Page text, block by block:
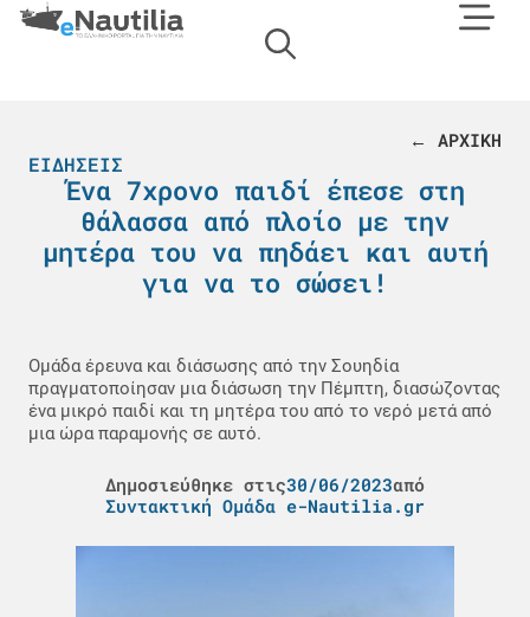
← ΑΡΧΙΚΗ
ΕΙΔΉΣΕΙΣ
Ένα 7χρονο παιδί έπεσε στη
θάλασσα από πλοίο με την
μητέρα του να πηδάει και αυτή
για να το σώσει!
Ομάδα έρευνα και διάσωσης από την Σουηδία
πραγματοποίησαν μια διάσωση την Πέμπτη, διασώζοντας
ένα μικρό παιδί και τη μητέρα του από το νερό μετά από
μια ώρα παραμονής σε αυτό.
Δημοσιεύθηκε στις30/06/2023από
Συντακτική Ομάδα e-Nautilia.gr